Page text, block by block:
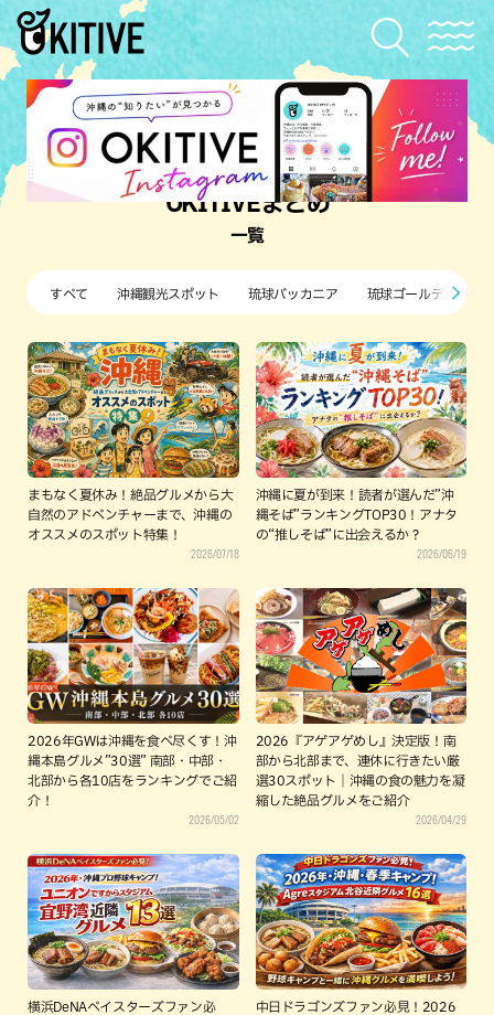
OKITIVEまとめ
一覧
すべて 沖縄観光スポット 琉球バッカニア 琉球ゴールデンキン
まもなく夏休み！絶品グルメから大
自然のアドベンチャーまで、沖縄の
オススメのスポット特集！
2026/07/18
沖縄に夏が到来！読者が選んだ”沖
縄そば”ランキングTOP30！アナタ
の“推しそば”に出会えるか？
2026/06/19
2026年GWは沖縄を食べ尽くす！沖
縄本島グルメ”30選” 南部・中部・
北部から各10店をランキングでご紹
介！
2026/05/02
2026『アゲアゲめし』決定版！南
部から北部まで、連休に行きたい厳
選30スポット｜沖縄の食の魅力を凝
縮した絶品グルメをご紹介
2026/04/29
横浜DeNAベイスターズファン必
中日ドラゴンズファン必見！2026